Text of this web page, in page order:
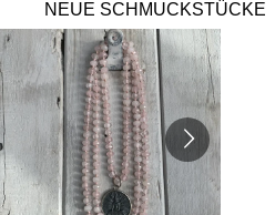
NEUE SCHMUCKSTÜCKE